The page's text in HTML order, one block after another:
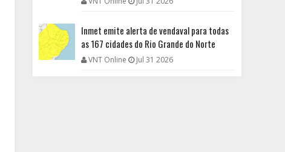
Inmet emite alerta de vendaval para todas
as 167 cidades do Rio Grande do Norte
VNT Online Jul 31 2026